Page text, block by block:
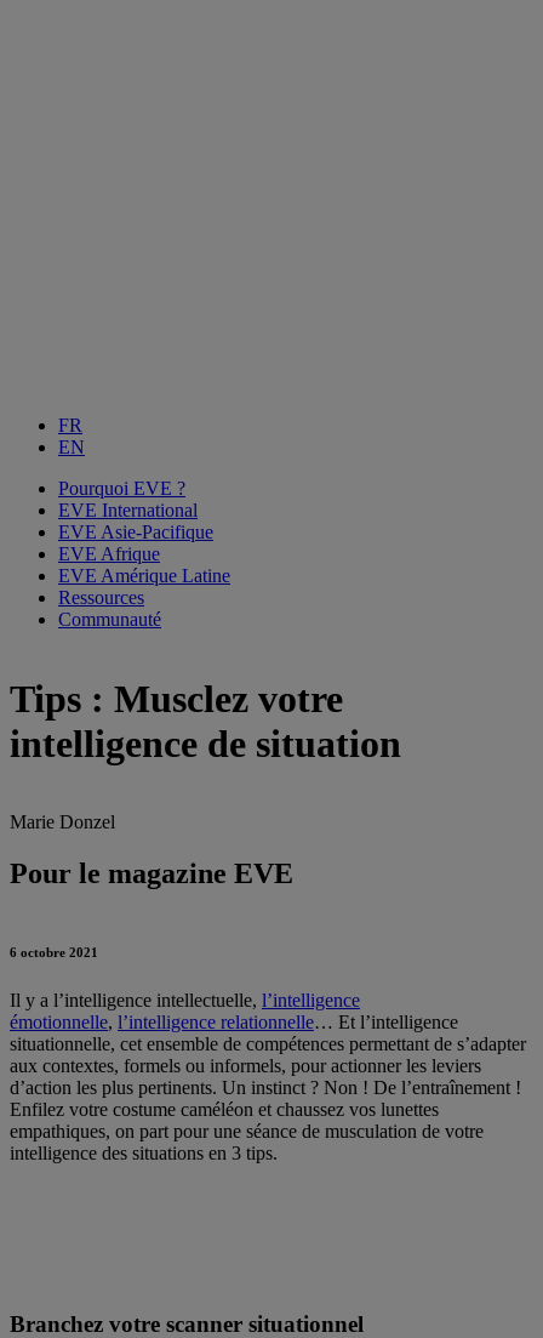
FR
EN
Pourquoi EVE ?
EVE International
EVE Asie-Pacifique
EVE Afrique
EVE Amérique Latine
Ressources
Communauté
Tips : Musclez votre
intelligence de situation
Marie Donzel
Pour le magazine EVE
6 octobre 2021
Il y a l’intelligence intellectuelle, l’intelligence
émotionnelle, l’intelligence relationnelle… Et l’intelligence
situationnelle, cet ensemble de compétences permettant de s’adapter
aux contextes, formels ou informels, pour actionner les leviers
d’action les plus pertinents. Un instinct ? Non ! De l’entraînement !
Enfilez votre costume caméléon et chaussez vos lunettes
empathiques, on part pour une séance de musculation de votre
intelligence des situations en 3 tips.
Branchez votre scanner situationnel